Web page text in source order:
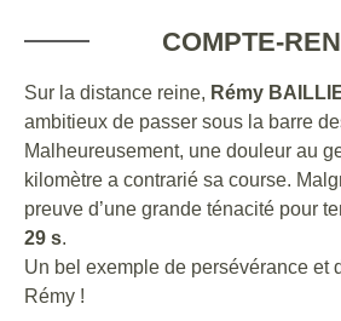
COMPTE-
Sur la distance reine, Rémy
ambitieux de passer sous la barre
Malheureusement, une douleur au
kilomètre a contrarié sa course.
preuve d’une grande ténacité pour
29 s.
Un bel exemple de persévérance et
Rémy !